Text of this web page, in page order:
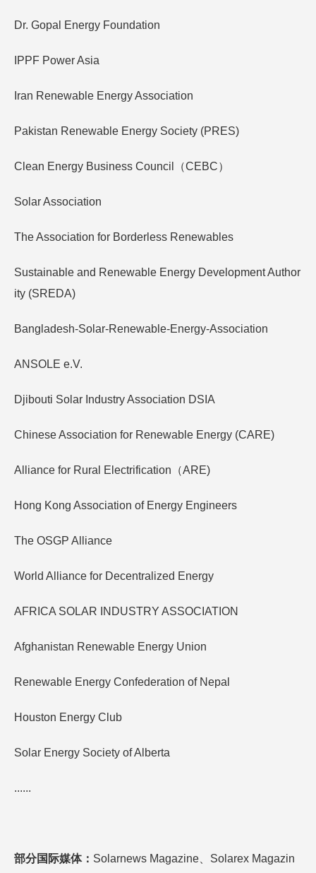
Dr. Gopal Energy Foundation
IPPF Power Asia
Iran Renewable Energy Association
Pakistan Renewable Energy Society (PRES)
Clean Energy Business Council（CEBC）
Solar Association
The Association for Borderless Renewables
Sustainable and Renewable Energy Development Author
ity (SREDA)
Bangladesh-Solar-Renewable-Energy-Association
ANSOLE e.V.
Djibouti Solar Industry Association DSIA
Chinese Association for Renewable Energy (CARE)
Alliance for Rural Electrification（ARE)
Hong Kong Association of Energy Engineers
The OSGP Alliance
World Alliance for Decentralized Energy
AFRICA SOLAR INDUSTRY ASSOCIATION
Afghanistan Renewable Energy Union
Renewable Energy Confederation of Nepal
Houston Energy Club
Solar Energy Society of Alberta
......
部分国际媒体： Solarnews Magazine、Solarex Magazin